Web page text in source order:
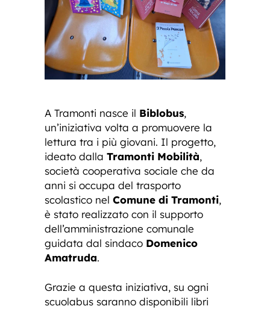
A Tramonti nasce il Biblobus,
un’iniziativa volta a promuovere la
lettura tra i più giovani. Il progetto,
ideato dalla Tramonti Mobilità,
società cooperativa sociale che da
anni si occupa del trasporto
scolastico nel Comune di Tramonti,
è stato realizzato con il supporto
dell’amministrazione comunale
guidata dal sindaco Domenico
Amatruda.
Grazie a questa iniziativa, su ogni
scuolabus saranno disponibili libri